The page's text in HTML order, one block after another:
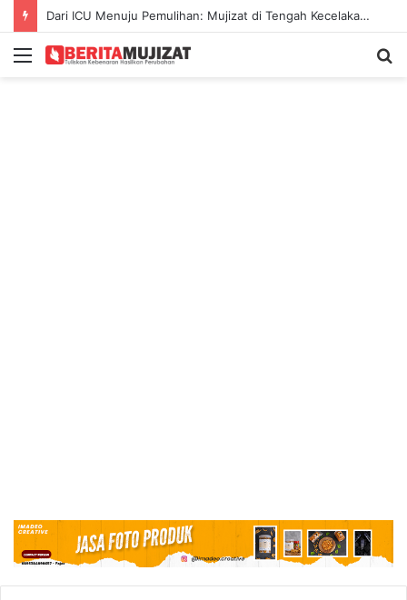
Dari ICU Menuju Pemulihan: Mujizat di Tengah Kecelakaan Maut
Menu